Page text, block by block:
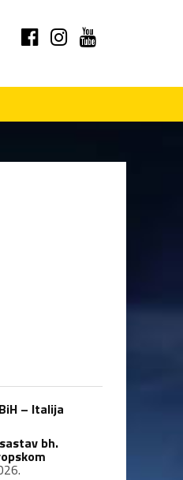
– Italija
bh.